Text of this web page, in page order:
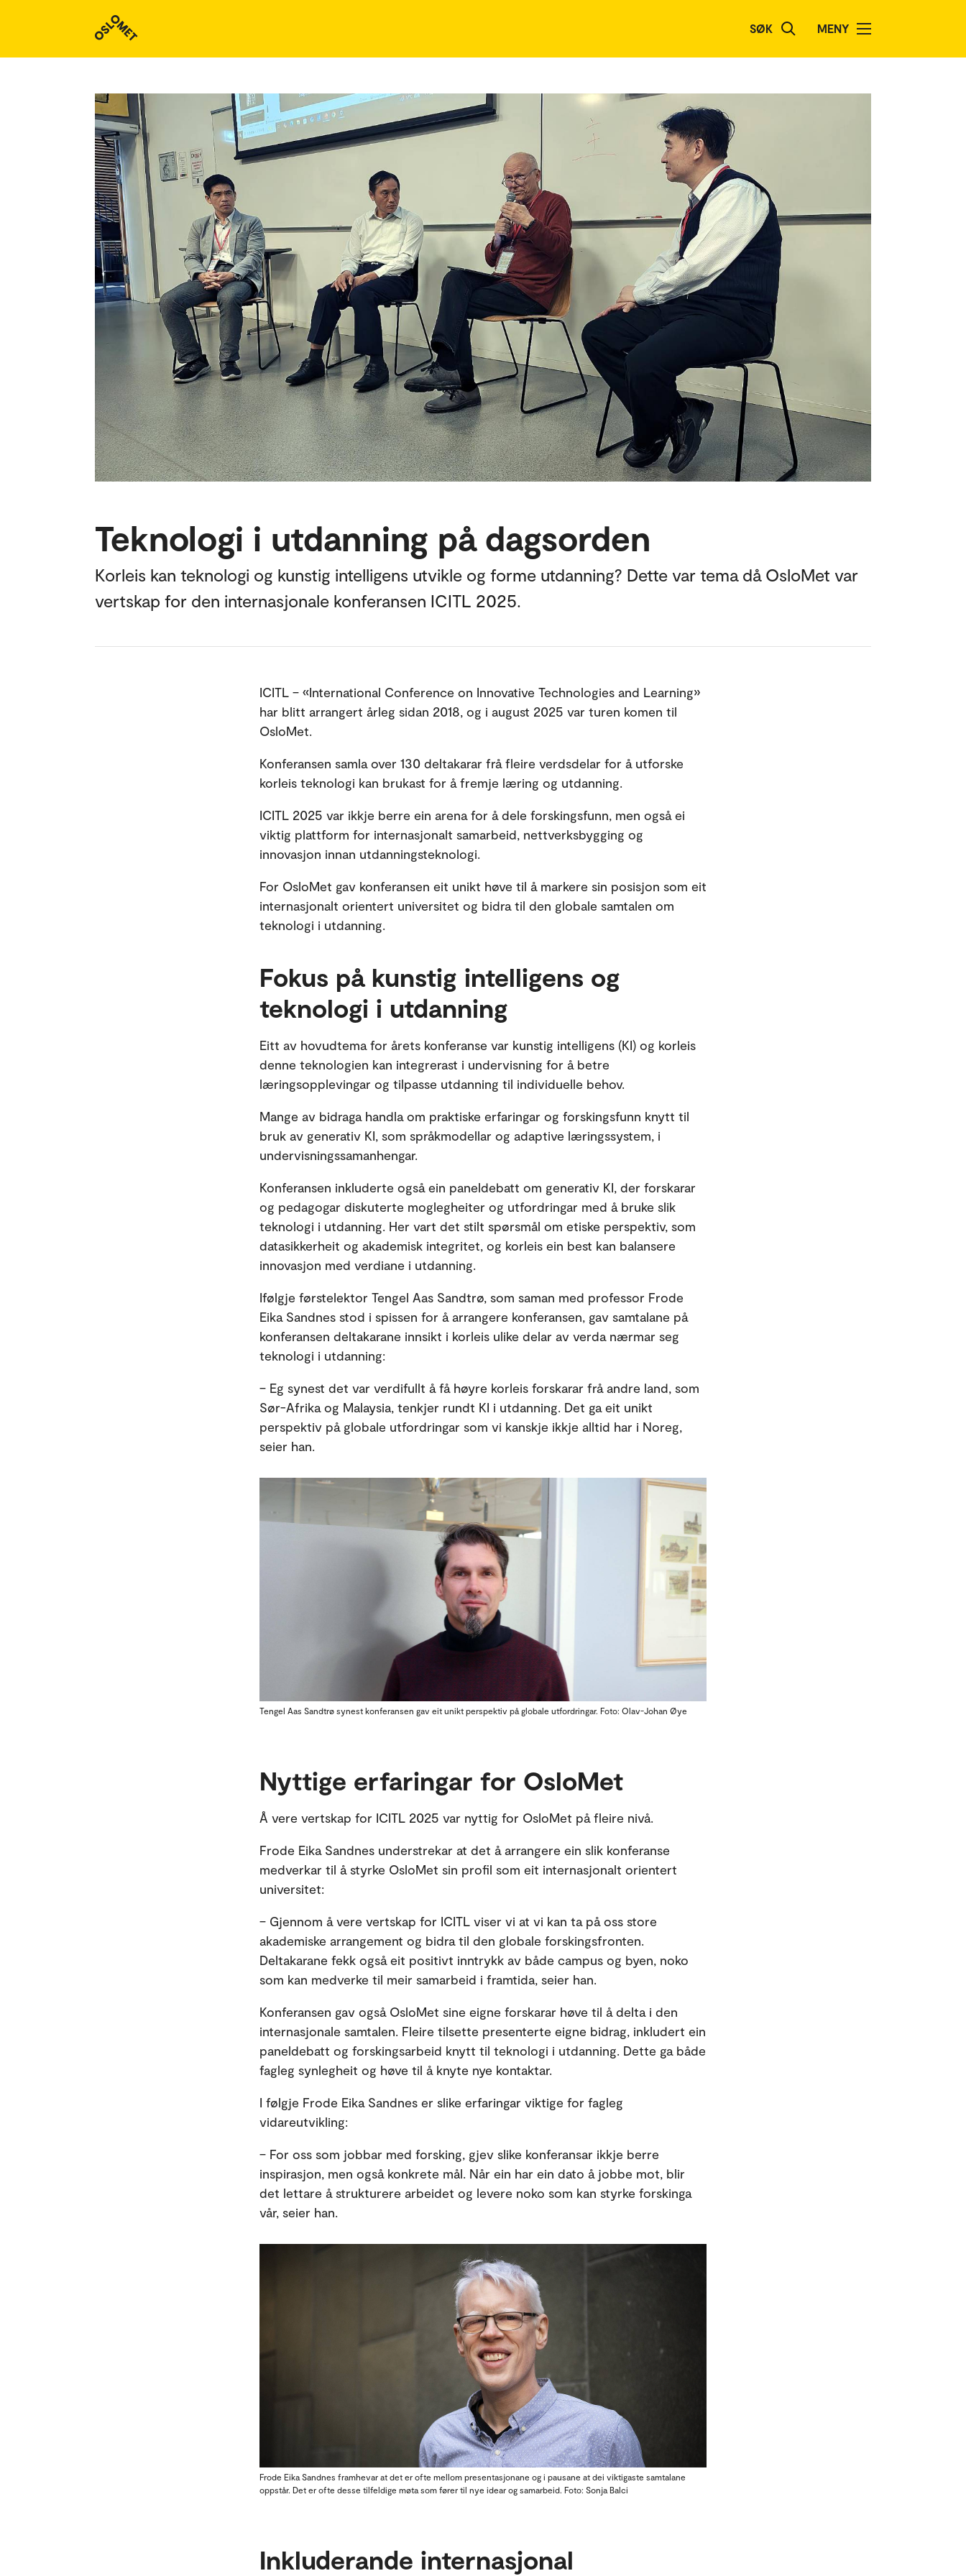
SØK MENY
Teknologi i utdanning på dagsorden
Korleis kan teknologi og kunstig intelligens utvikle og forme utdanning? Dette var tema då OsloMet var
vertskap for den internasjonale konferansen ICITL 2025.
ICITL – «International Conference on Innovative Technologies and Learning»
har blitt arrangert årleg sidan 2018, og i august 2025 var turen komen til
OsloMet.
Konferansen samla over 130 deltakarar frå fleire verdsdelar for å utforske
korleis teknologi kan brukast for å fremje læring og utdanning.
ICITL 2025 var ikkje berre ein arena for å dele forskingsfunn, men også ei
viktig plattform for internasjonalt samarbeid, nettverksbygging og
innovasjon innan utdanningsteknologi.
For OsloMet gav konferansen eit unikt høve til å markere sin posisjon som eit
internasjonalt orientert universitet og bidra til den globale samtalen om
teknologi i utdanning.
Fokus på kunstig intelligens og
teknologi i utdanning
Eitt av hovudtema for årets konferanse var kunstig intelligens (KI) og korleis
denne teknologien kan integrerast i undervisning for å betre
læringsopplevingar og tilpasse utdanning til individuelle behov.
Mange av bidraga handla om praktiske erfaringar og forskingsfunn knytt til
bruk av generativ KI, som språkmodellar og adaptive læringssystem, i
undervisningssamanhengar.
Konferansen inkluderte også ein paneldebatt om generativ KI, der forskarar
og pedagogar diskuterte moglegheiter og utfordringar med å bruke slik
teknologi i utdanning. Her vart det stilt spørsmål om etiske perspektiv, som
datasikkerheit og akademisk integritet, og korleis ein best kan balansere
innovasjon med verdiane i utdanning.
Ifølgje førstelektor Tengel Aas Sandtrø, som saman med professor Frode
Eika Sandnes stod i spissen for å arrangere konferansen, gav samtalane på
konferansen deltakarane innsikt i korleis ulike delar av verda nærmar seg
teknologi i utdanning:
– Eg synest det var verdifullt å få høyre korleis forskarar frå andre land, som
Sør-Afrika og Malaysia, tenkjer rundt KI i utdanning. Det ga eit unikt
perspektiv på globale utfordringar som vi kanskje ikkje alltid har i Noreg,
seier han.
Tengel Aas Sandtrø synest konferansen gav eit unikt perspektiv på globale utfordringar. Foto: Olav-Johan Øye
Nyttige erfaringar for OsloMet
Å vere vertskap for ICITL 2025 var nyttig for OsloMet på fleire nivå.
Frode Eika Sandnes understrekar at det å arrangere ein slik konferanse
medverkar til å styrke OsloMet sin profil som eit internasjonalt orientert
universitet:
– Gjennom å vere vertskap for ICITL viser vi at vi kan ta på oss store
akademiske arrangement og bidra til den globale forskingsfronten.
Deltakarane fekk også eit positivt inntrykk av både campus og byen, noko
som kan medverke til meir samarbeid i framtida, seier han.
Konferansen gav også OsloMet sine eigne forskarar høve til å delta i den
internasjonale samtalen. Fleire tilsette presenterte eigne bidrag, inkludert ein
paneldebatt og forskingsarbeid knytt til teknologi i utdanning. Dette ga både
fagleg synlegheit og høve til å knyte nye kontaktar.
I følgje Frode Eika Sandnes er slike erfaringar viktige for fagleg
vidareutvikling:
– For oss som jobbar med forsking, gjev slike konferansar ikkje berre
inspirasjon, men også konkrete mål. Når ein har ein dato å jobbe mot, blir
det lettare å strukturere arbeidet og levere noko som kan styrke forskinga
vår, seier han.
Frode Eika Sandnes framhevar at det er ofte mellom presentasjonane og i pausane at dei viktigaste samtalane
oppstår. Det er ofte desse tilfeldige møta som fører til nye idear og samarbeid. Foto: Sonja Balci
Inkluderande internasjonal